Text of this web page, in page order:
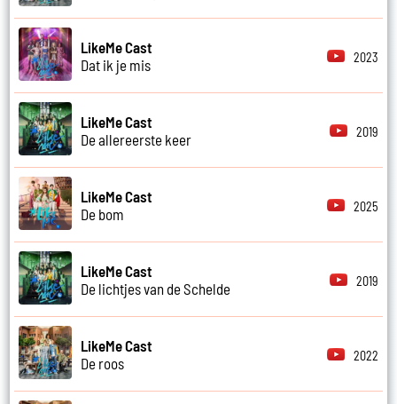
LikeMe Cast
Dat ik je mis
2023
LikeMe Cast
De allereerste keer
2019
LikeMe Cast
De bom
2025
LikeMe Cast
De lichtjes van de Schelde
2019
LikeMe Cast
De roos
2022